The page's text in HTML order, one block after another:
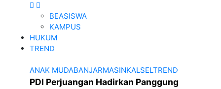
BEASISWA
KAMPUS
HUKUM
TREND
ANAK MUDABANJARMASINKALSELTREND
PDI Perjuangan Hadirkan Panggung